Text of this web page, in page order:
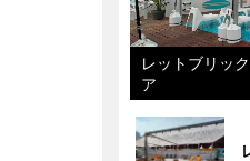
レットブリッ
ア